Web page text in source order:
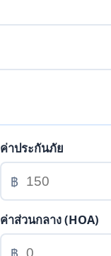
ค่าประกันภัย
฿
ค่าส่วนกลาง (HOA)
฿